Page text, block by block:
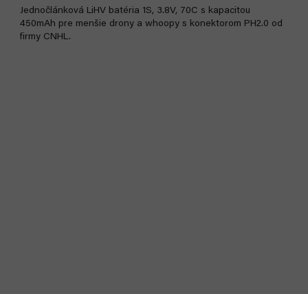
Jednočlánková LiHV batéria 1S, 3.8V, 70C s kapacitou
450mAh pre menšie drony a whoopy s konektorom PH2.0 od
firmy CNHL.